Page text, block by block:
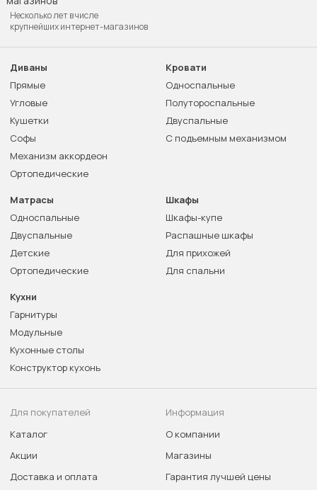
Несколько лет в числе
крупнейших интернет-магазинов
Диваны
Прямые
Угловые
Кушетки
Софы
Механизм аккордеон
Ортопедические
Кровати
Односпальные
Полутороспальные
Двуспальные
С подъемным механизмом
Матрасы
Односпальные
Двуспальные
Детские
Ортопедические
Шкафы
Шкафы-купе
Распашные шкафы
Для прихожей
Для спальни
Кухни
Гарнитуры
Модульные
Кухонные столы
Конструктор кухонь
Для покупателей
Каталог
Акции
Доставка и оплата
Информация
О компании
Магазины
Гарантия лучшей цены